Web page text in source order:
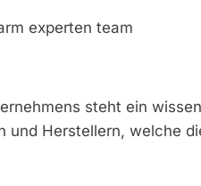
steht ein
und Herstellern, welche